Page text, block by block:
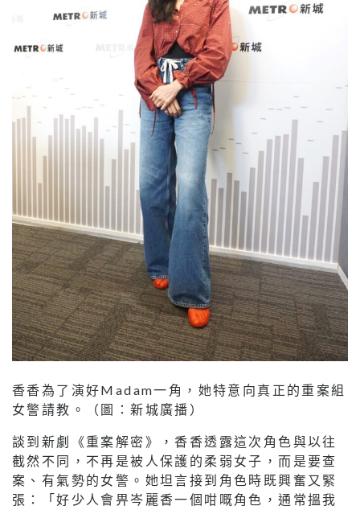
香香為了演好Madam一角，她特意向真正的重案組
女警請教。（圖：新城廣播）
談到新劇《重案解密》，香香透露這次角色與以往
截然不同，不再是被人保護的柔弱女子，而是要查
案、有氣勢的女警。她坦言接到角色時既興奮又緊
張：「好少人會畀岑麗香一個咁嘅角色，通常搵我